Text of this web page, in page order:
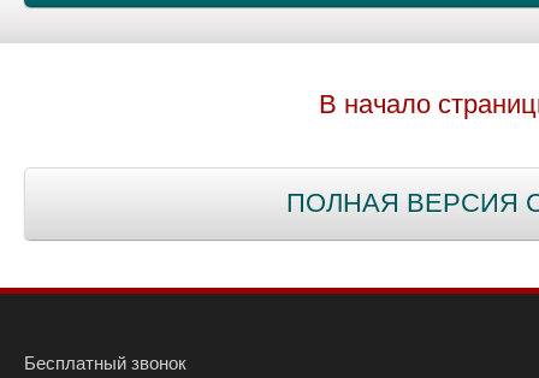
В начало
ПОЛНАЯ ВЕРСИЯ
Бесплатный звонок